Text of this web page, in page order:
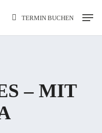
TERMIN BUCHEN
Menu
– MIT